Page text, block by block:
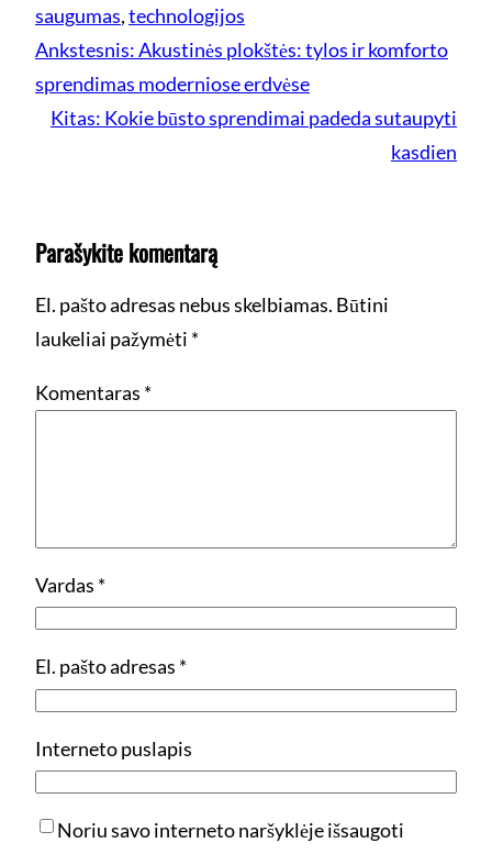
saugumas, technologijos
Ankstesnis:Akustinės plokštės: tylos ir komforto
sprendimas moderniose erdvėse
Kitas: Kokie būsto sprendimai padeda sutaupyti
kasdien
Parašykite komentarą
El. pašto adresas nebus skelbiamas. Būtini
laukeliai pažymėti *
Komentaras *
Vardas *
El. pašto adresas *
Interneto puslapis
Noriu savo interneto naršyklėje išsaugoti